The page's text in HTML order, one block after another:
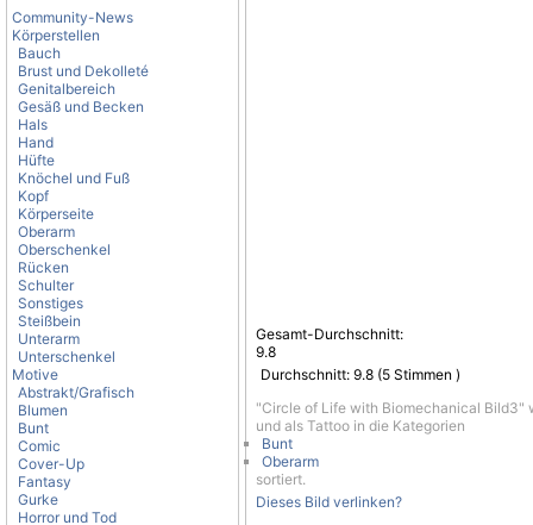
Community-News
Körperstellen
Bauch
Brust und Dekolleté
Genitalbereich
Gesäß und Becken
Hals
Hand
Hüfte
Knöchel und Fuß
Kopf
Körperseite
Oberarm
Oberschenkel
Rücken
Schulter
Sonstiges
Steißbein
Unterarm
Unterschenkel
Motive
Abstrakt/Grafisch
Blumen
Bunt
Comic
Cover-Up
Fantasy
Gurke
Horror und Tod
Gesamt-Durchschnitt:
9.8
Durchschnitt: 9.8 (5 Stimmen )
"Circle of Life with Biomechanical Bild3"
und als Tattoo in die Kategorien
Bunt
Oberarm
sortiert.
Dieses Bild verlinken?